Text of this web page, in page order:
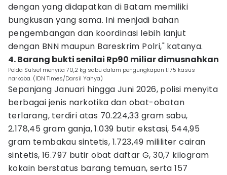
dengan yang didapatkan di Batam memiliki
bungkusan yang sama. Ini menjadi bahan
pengembangan dan koordinasi lebih lanjut
dengan BNN maupun Bareskrim Polri," katanya.
4. Barang bukti senilai Rp90 miliar dimusnahkan
Polda Sulsel menyita 70,2 kg sabu dalam pengungkapan 1.175 kasus
narkoba. (IDN Times/Darsil Yahya)
Sepanjang Januari hingga Juni 2026, polisi menyita
berbagai jenis narkotika dan obat-obatan
terlarang, terdiri atas 70.224,33 gram sabu,
2.178,45 gram ganja, 1.039 butir ekstasi, 544,95
gram tembakau sintetis, 1.723,49 mililiter cairan
sintetis, 16.797 butir obat daftar G, 30,7 kilogram
kokain berstatus barang temuan, serta 157